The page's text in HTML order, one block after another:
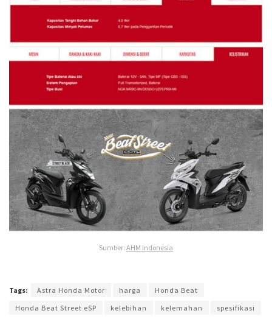
Sumber: AHM Indonesia
Tags: Astra Honda Motor harga
Honda Beat
Honda Beat Street eSP
kelebihan kelemahan spesifikasi